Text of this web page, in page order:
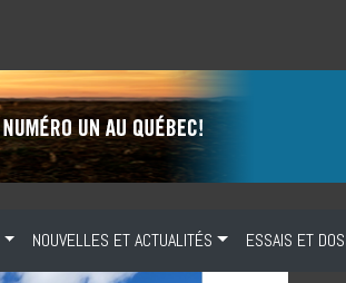
NOUVELLES ET ACTUALITÉS ESSAIS ET